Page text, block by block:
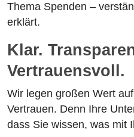
Thema Spenden –
erklärt.
Klar.
Vertrauensvoll.
Wir legen großen Wert
Vertrauen. Denn Ihre
dass Sie wissen, was mit